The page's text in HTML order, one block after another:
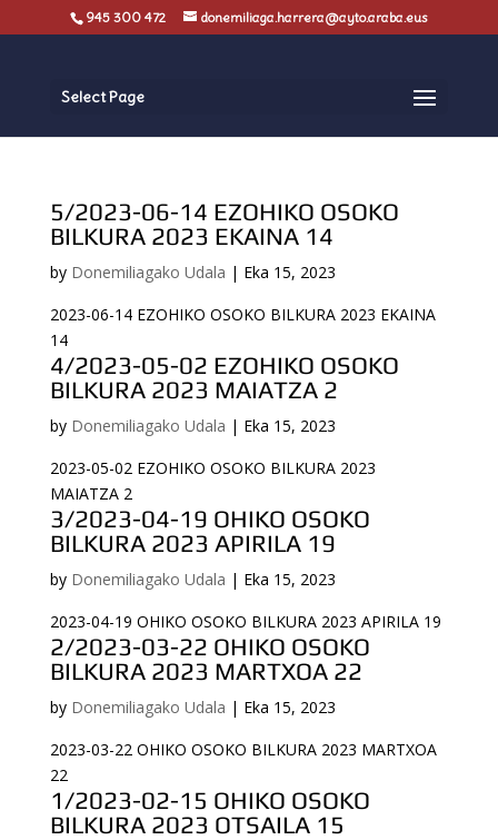
945 300 472 donemiliaga.harrera@ayto.araba.eus
Select Page
5/2023-06-14 EZOHIKO OSOKO
BILKURA 2023 EKAINA 14
by Donemiliagako Udala | Eka 15, 2023
2023-06-14 EZOHIKO OSOKO BILKURA 2023 EKAINA
14
4/2023-05-02 EZOHIKO OSOKO
BILKURA 2023 MAIATZA 2
by Donemiliagako Udala | Eka 15, 2023
2023-05-02 EZOHIKO OSOKO BILKURA 2023
MAIATZA 2
3/2023-04-19 OHIKO OSOKO
BILKURA 2023 APIRILA 19
by Donemiliagako Udala | Eka 15, 2023
2023-04-19 OHIKO OSOKO BILKURA 2023 APIRILA 19
2/2023-03-22 OHIKO OSOKO
BILKURA 2023 MARTXOA 22
by Donemiliagako Udala | Eka 15, 2023
2023-03-22 OHIKO OSOKO BILKURA 2023 MARTXOA
22
1/2023-02-15 OHIKO OSOKO
BILKURA 2023 OTSAILA 15